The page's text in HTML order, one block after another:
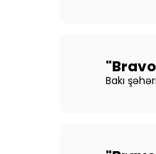
Bakı